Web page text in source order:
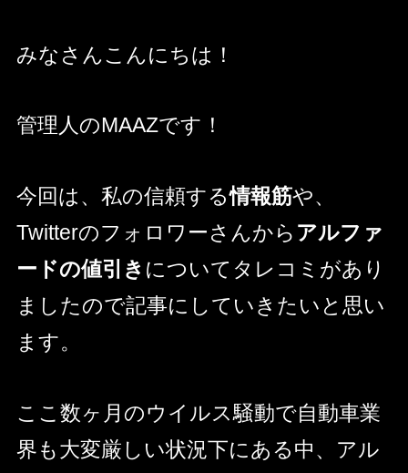
みなさんこんにちは！
管理人のMAAZです！
今回は、私の信頼する情報筋や、
Twitterのフォロワーさんから アルファ
ードの値引き についてタレコミがあり
ましたので記事にしていきたいと思い
ます。
ここ数ヶ月のウイルス騒動で自動車業
界も大変厳しい状況下にある中、アル